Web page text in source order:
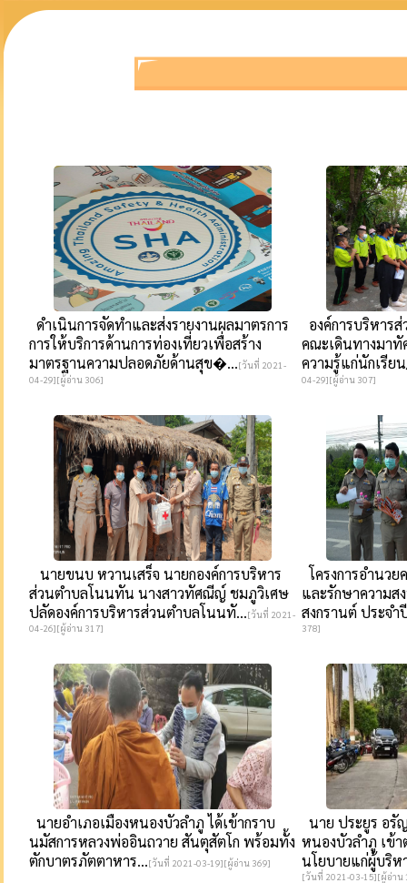
ดำเนินการจัดทำและส่งรายงานผลมาตรการ
การให้บริการด้านการท่องเที่ยวเพื่อสร้าง
มาตรฐานความปลอดภัยด้านสุข�...[วันที่ 2021-
04-29][ผู้อ่าน 306]
องค์การบริหาร
คณะเดินทางมา
ความรู้แก่นักเรี
04-29][ผู้อ่าน 307]
นายขนบ หวานเสร็จ นายกองค์การบริหาร
ส่วนตำบลโนนทัน นางสาวทัศณีญ์ ชมภูวิเศษ
ปลัดองค์การบริหารส่วนตำบลโนนทั...[วันที่ 2021-
04-26][ผู้อ่าน 317]
โครงการอำนวย
และรักษาความส
สงกรานต์ ประจำ
378]
นายอำเภอเมืองหนองบัวลำภู ได้เข้ากราบ
นมัสการหลวงพ่ออินถวาย สันตุสัตโก พร้อมทั้ง
ตักบาตรภัตตาหาร...[วันที่ 2021-03-19][ผู้อ่าน 369]
นาย ประยูร อรั
หนองบัวลำภู เข้
นโยบายแก่ผู้บริห
[วันที่ 2021-03-15][ผู้อ่าน